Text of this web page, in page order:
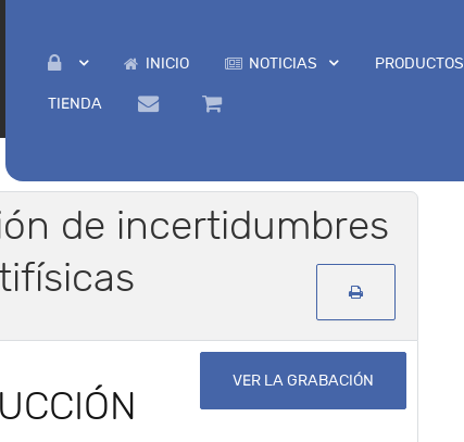
INICIO NOTICIAS PRODUCTOS
TIENDA
de incertidumbres
VER LA GRABACIÓN